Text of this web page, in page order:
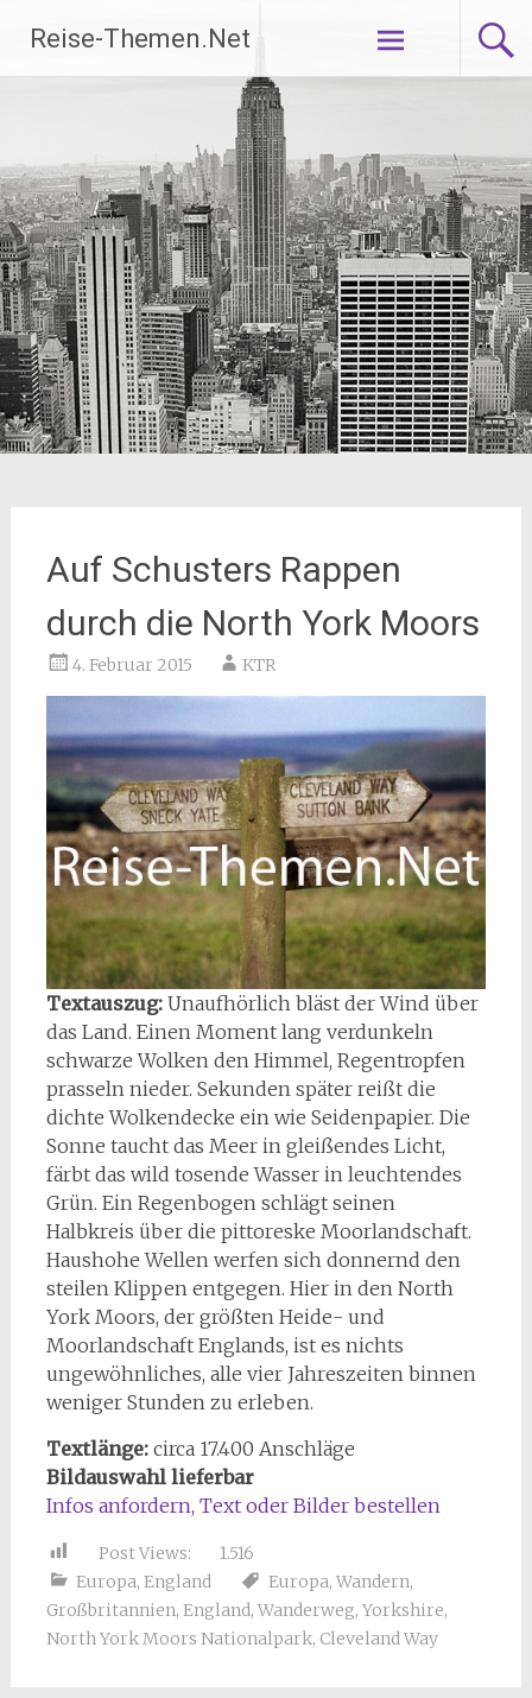
Inhalt
springen
Reise-Themen.Net
Auf Schusters Rappen
durch die North York Moors
4. Februar 2015 KTR
Textauszug: Unaufhörlich bläst der Wind über
das Land. Einen Moment lang verdunkeln
schwarze Wolken den Himmel, Regentropfen
prasseln nieder. Sekunden später reißt die
dichte Wolkendecke ein wie Seidenpapier. Die
Sonne taucht das Meer in gleißendes Licht,
färbt das wild tosende Wasser in leuchtendes
Grün. Ein Regenbogen schlägt seinen
Halbkreis über die pittoreske Moorlandschaft.
Haushohe Wellen werfen sich donnernd den
steilen Klippen entgegen. Hier in den North
York Moors, der größten Heide- und
Moorlandschaft Englands, ist es nichts
ungewöhnliches, alle vier Jahreszeiten binnen
weniger Stunden zu erleben.
Textlänge:circa 17.400 Anschläge
Bildauswahl lieferbar
Infos anfordern, Text oder Bilder bestellen
Post Views:
1.516
Europa, England Europa, Wandern,
Großbritannien, England, Wanderweg, Yorkshire,
North York Moors Nationalpark, Cleveland Way